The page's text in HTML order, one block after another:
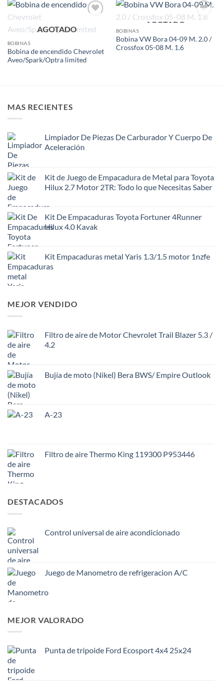
wishlist
AGOTADO
BOBINAS
Bobina de encendido Chevrolet
Aveo/Spark/Optra limited
AGOTADO
BOBINAS
Bobina VW Bora 04-09 M. 2.0 /
Crossfox 05-08 M. 1.6
MAS RECIENTES
Limpiador De Piezas De Carburador Y Cuerpo De
Aceleración
Kit de Juego de Empacadura de Metal para Toyota
Hilux 2.7 Motor 2TR: Todo lo que Necesitas Saber
Kit De Empacaduras Toyota Fortuner 4Runner
Hilux 4.0 Kavak
Kit Empacaduras metal Yaris 1.3/1.5 motor 1nzfe
MEJOR VENDIDO
Filtro de aire de Motor Chevrolet Trail Blazer 5.3 /
4.2
Bujía de moto (Nikel) Bera BWS/ Empire Outlook
A-23
Filtro de aire Thermo King 119300 P953446
DESTACADOS
Control universal de aire acondicionado
Juego de Manometro de refrigeracion A/C
MEJOR VALORADO
Punta de tripoide Ford Ecosport 4x4 25x24